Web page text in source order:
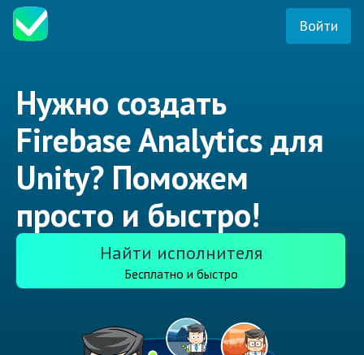
Войти
Нужно создать
Firebase Analytics для
Unity? Поможем
просто и быстро!
Найти исполнителя
Бесплатно и быстро